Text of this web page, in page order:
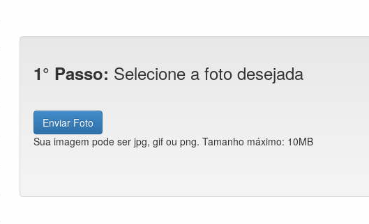
1° Passo: Selecione a foto desejada
Enviar Foto
Sua imagem pode ser jpg, gif ou png. Tamanho máximo: 10MB